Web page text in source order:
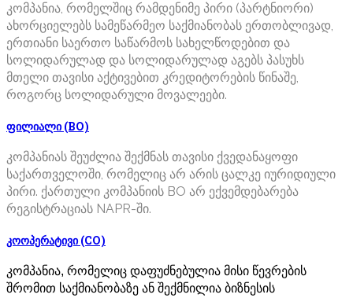
კომპანია, რომელშიც რამდენიმე პირი (პარტნიორი)
ახორციელებს სამეწარმეო საქმიანობას ერთობლივად,
ერთიანი საერთო საწარმოს სახელწოდებით და
სოლიდარულად და სოლიდარულად აგებს პასუხს
მთელი თავისი აქტივებით კრედიტორების წინაშე,
როგორც სოლიდარული მოვალეები.
ფილიალი (BO)
კომპანიას შეუძლია შექმნას თავისი ქვედანაყოფი
საქართველოში, რომელიც არ არის ცალკე იურიდიული
პირი. ქართული კომპანიის BO არ ექვემდებარება
რეგისტრაციას NAPR-ში.
კოოპერატივი (CO)
კომპანია, რომელიც დაფუძნებულია მისი წევრების
შრომით საქმიანობაზე ან შექმნილია ბიზნესის